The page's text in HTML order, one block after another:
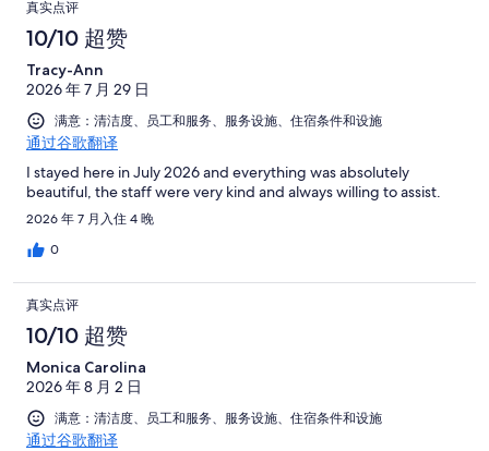
条
点
有
1374
条
点
评
共
有
1374
点
评
评，
共
有
1374
条
点
好
评，
有
1374
条
点
评
评
真实点评
10/10 超赞
Tracy-Ann
2026 年 7 月 29 日
满意：清洁度、员工和服务、服务设施、住宿条件和设施
通过谷歌翻译
I stayed here in July 2026 and everything was absolutely
beautiful, the staff were very kind and always willing to assist.
2026 年 7 月入住 4 晚
0
真实点评
10/10 超赞
Monica Carolina
2026 年 8 月 2 日
满意：清洁度、员工和服务、服务设施、住宿条件和设施
通过谷歌翻译